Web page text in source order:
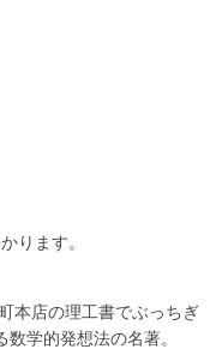
ります。
本店の理工書でぶっちぎ
学的発想法の名著。